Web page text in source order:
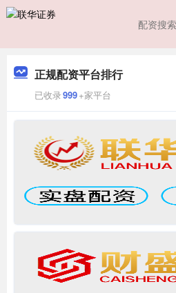
正规配资平台排行
已收录999+家平台